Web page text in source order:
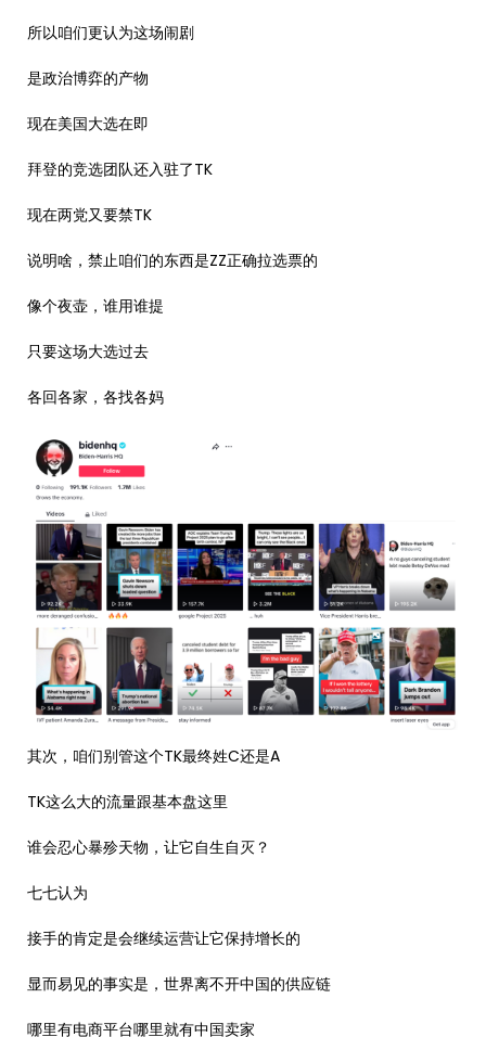
所以咱们更认为这场闹剧
是政治博弈的产物
现在美国大选在即
拜登的竞选团队还入驻了TK
现在两党又要禁TK
说明啥，禁止咱们的东西是ZZ正确拉选票的
像个夜壶，谁用谁提
只要这场大选过去
各回各家，各找各妈
其次，咱们别管这个TK最终姓C还是A
TK这么大的流量跟基本盘这里
谁会忍心暴殄天物，让它自生自灭？
七七认为
接手的肯定是会继续运营让它保持增长的
显而易见的事实是，世界离不开中国的供应链
哪里有电商平台哪里就有中国卖家